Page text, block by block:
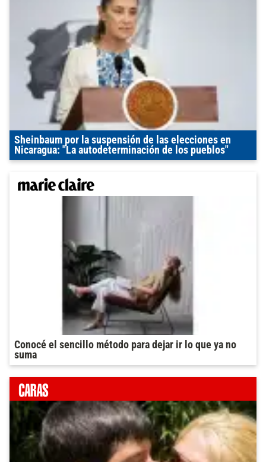
Sheinbaum por la suspensión de las elecciones en
Nicaragua: "La autodeterminación de los pueblos"
Conocé el sencillo método para dejar ir lo que ya no
suma